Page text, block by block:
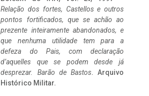
Relação dos fortes, Castellos e outros
pontos fortificados, que se achão ao
prezente inteiramente abandonados, e
que nenhuma utilidade tem para a
defeza do Pais, com declaração
d’aquelles que se podem desde já
desprezar. Barão de Bastos. Arquivo
Histórico Militar.